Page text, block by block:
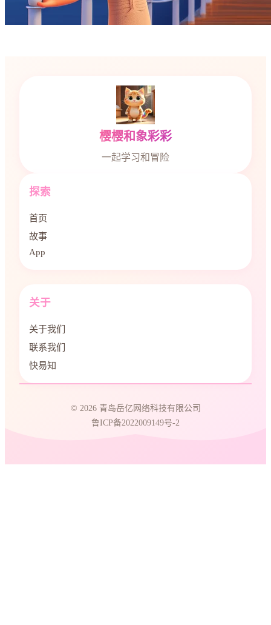
樱樱和象彩彩
一起学习和冒险
探索
首页
故事
App
关于
关于我们
联系我们
快易知
© 2026 青岛岳亿网络科技有限公司
鲁ICP备2022009149号-2